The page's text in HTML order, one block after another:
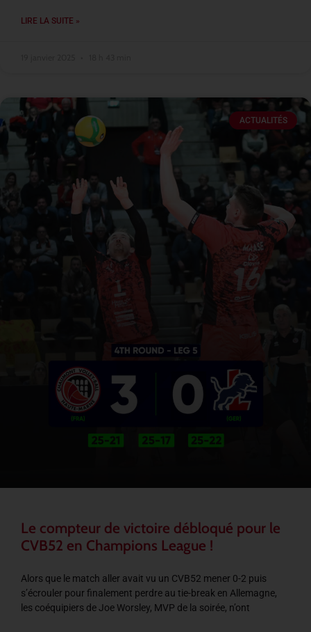
LIRE LA SUITE »
ACTUALITÉS
Le compteur de victoire débloqué pour le
CVB52 en Champions League !
Alors que le match aller avait vu un CVB52 mener 0-2 puis
s’écrouler pour finalement perdre au tie-break en Allemagne,
les coéquipiers de Joe Worsley, MVP de la soirée, n’ont